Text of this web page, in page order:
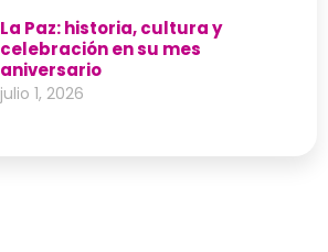
La Paz: historia, cultura y
celebración en su mes
aniversario
julio 1, 2026